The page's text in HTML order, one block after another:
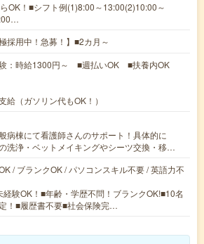
OK！■シフト例(1)8:00～13:00(2)10:00～
採用中！急募！】■2カ月～
：時給1300円～ ■週払いOK ■扶養内OK
給（ガソリン代もOK！）
病棟にて看護師さんのサポート！具体的に
洗浄・ベットメイキングやシーツ交換・移…
/ ブランクOK / パソコンスキル不要 / 英語力不
経験OK！■年齢・学歴不問！ブランクOK!■10名
！■履歴書不要■社会保険完…